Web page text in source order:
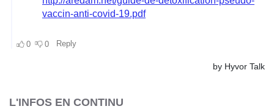
L'INFOS EN CONTINU